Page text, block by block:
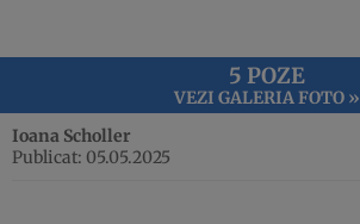
5 POZE
VEZI GALERIA FOTO »
Ioana Scholler
Publicat: 05.05.2025